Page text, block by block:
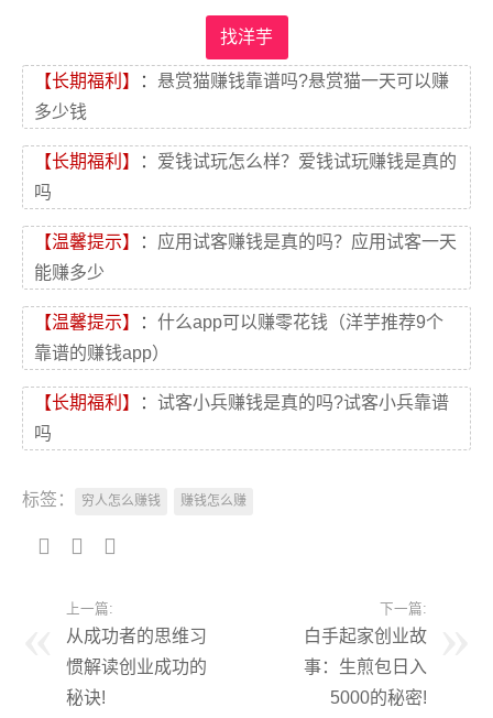
找洋芋
【长期福利】 ： 悬赏猫赚钱靠谱吗?悬赏猫一天可以赚
多少钱
【长期福利】 ： 爱钱试玩怎么样？爱钱试玩赚钱是真的
吗
【温馨提示】 ： 应用试客赚钱是真的吗？应用试客一天
能赚多少
【温馨提示】 ： 什么app可以赚零花钱（洋芋推荐9个
靠谱的赚钱app）
【长期福利】 ： 试客小兵赚钱是真的吗?试客小兵靠谱
吗
标签： 穷人怎么赚钱 赚钱怎么赚
上一篇:
从成功者的思维习
惯解读创业成功的
秘诀!
下一篇:
白手起家创业故
事：生煎包日入
5000的秘密!